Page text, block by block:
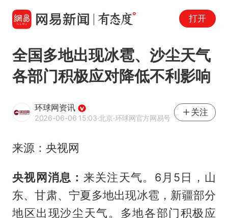
打开
全国多地出现冰雹、沙尘天气
各部门积极应对降低不利影响
环球网资讯
2026-06-06 15:03·北京·环球网官方网易号
关注
来源：央视网
央视网消息： 来关注天气。6月5日，山
东、甘肃、宁夏多地出现冰雹，新疆部分
地区出现沙尘天气。多地各部门积极应